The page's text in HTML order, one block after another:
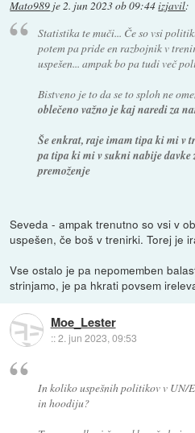
Mato989 je2. jun 2023 ob 09:44izjavil:
Statistika te muči... Če so vsi
potem pa pride en razbojnik v
uspešen... ampak bo pa tudi več
Bistveno je to da se to sploh ne
oblečeno važno je kaj naredi za
Še enkrat, raje imam tipa ki mi v
pa tipa ki mi v sukni nabije davke
premoženje
Seveda - ampak trenutno so vsi v
uspešen, če boš v trenirki. Torej je
Vse ostalo je pa nepomemben
strinjamo, je pa hkrati povsem
Moe_Lester
::2. jun 2023, 09:53
In koliko uspešnih politikov v UN/
in hoodiju?